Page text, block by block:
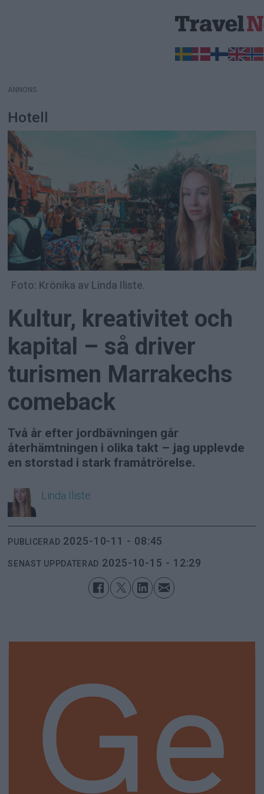
ANNONS
Hotell
Foto: Krönika av Linda Iliste.
Kultur, kreativitet och
kapital – så driver
turismen Marrakechs
comeback
Två år efter jordbävningen går
återhämtningen i olika takt – jag upplevde
en storstad i stark framåtrörelse.
Linda Iliste
PUBLICERAD 2025-10-11 - 08:45
SENAST UPPDATERAD 2025-10-15 - 12:29
Ge